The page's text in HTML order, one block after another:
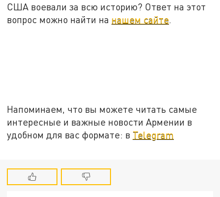
США воевали за всю историю? Ответ на этот
вопрос можно найти на нашем сайте.
Напоминаем, что вы можете читать самые
интересные и важные новости Армении в
удобном для вас формате: в Telegram